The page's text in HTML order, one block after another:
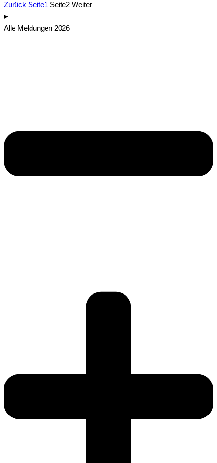
Zurück Seite1 Seite2 Weiter
Alle Meldungen 2026